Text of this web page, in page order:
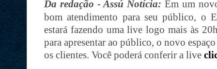
Da redação - Assú Notícia: Em um
bom atendimento para seu público, o
estará fazendo uma live logo mais às
para apresentar ao público, o novo
os clientes. Você poderá conferir a live